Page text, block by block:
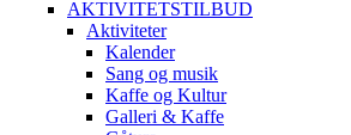
AKTIVITETSTILBUD
Aktiviteter
Kalender
Sang og musik
Kaffe og Kultur
Galleri & Kaffe